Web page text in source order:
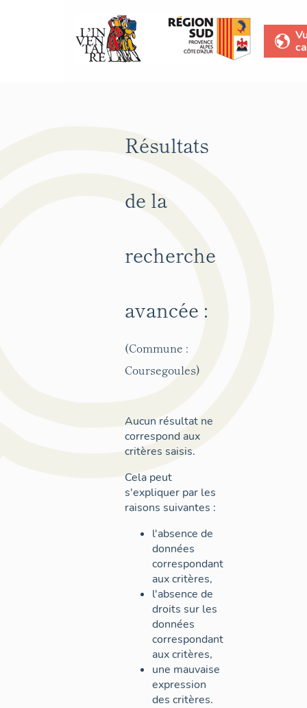
Résultats
de la
recherche
avancée :
(Commune :
Coursegoules)
Aucun résultat ne
correspond aux
critères saisis.
Cela peut
s'expliquer par les
raisons suivantes :
l'absence de
données
correspondant
aux critères,
l'absence de
droits sur les
données
correspondant
aux critères,
une mauvaise
expression
des critères.